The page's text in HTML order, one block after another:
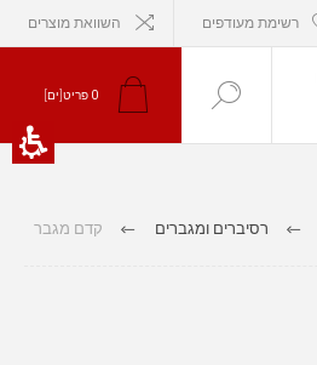
רשימת מעודפים השוואת מוצרים
0 פריט[ים]
רסיברים ומגברים קדם מגבר